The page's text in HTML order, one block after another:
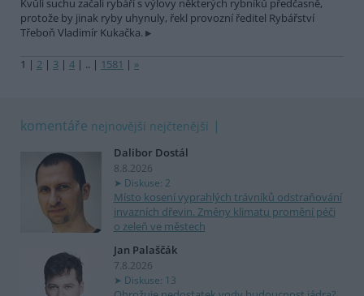
Kvůli suchu začali rybáři s výlovy některých rybníků předčasně,
protože by jinak ryby uhynuly, řekl provozní ředitel Rybářství
Třeboň Vladimír Kukačka.
1 | 2 | 3 | 4 | .. | 1581 | »
komentáře nejnovější nejčtenější
Dalibor Dostál
8.8.2026
Diskuse: 2
Místo kosení vyprahlých trávníků odstraňování
invazních dřevin. Změny klimatu promění péči
o zeleň ve městech
Jan Palaščák
7.8.2026
Diskuse: 13